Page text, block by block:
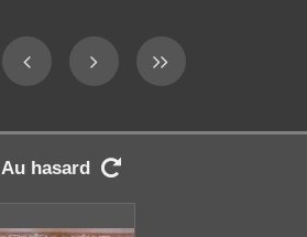
Au hasard 